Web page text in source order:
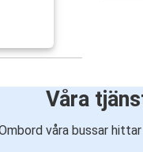
Våra
våra bussar